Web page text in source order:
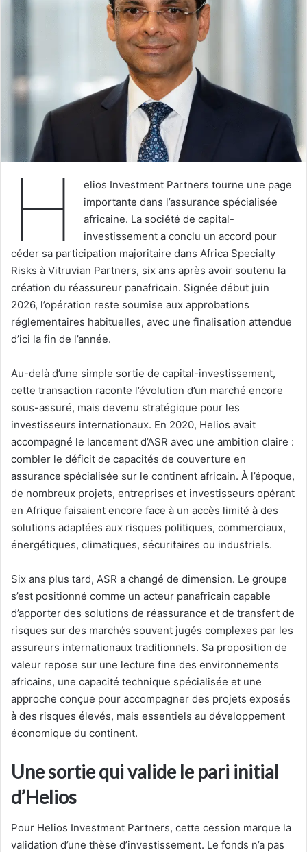
H
elios Investment Partners tourne une page
importante dans l’assurance spécialisée
africaine. La société de capital-
investissement a conclu un accord pour
céder sa participation majoritaire dans Africa Specialty
Risks à Vitruvian Partners, six ans après avoir soutenu la
création du réassureur panafricain. Signée début juin
2026, l’opération reste soumise aux approbations
réglementaires habituelles, avec une finalisation attendue
d’ici la fin de l’année.
Au-delà d’une simple sortie de capital-investissement,
cette transaction raconte l’évolution d’un marché encore
sous-assuré, mais devenu stratégique pour les
investisseurs internationaux. En 2020, Helios avait
accompagné le lancement d’ASR avec une ambition claire :
combler le déficit de capacités de couverture en
assurance spécialisée sur le continent africain. À l’époque,
de nombreux projets, entreprises et investisseurs opérant
en Afrique faisaient encore face à un accès limité à des
solutions adaptées aux risques politiques, commerciaux,
énergétiques, climatiques, sécuritaires ou industriels.
Six ans plus tard, ASR a changé de dimension. Le groupe
s’est positionné comme un acteur panafricain capable
d’apporter des solutions de réassurance et de transfert de
risques sur des marchés souvent jugés complexes par les
assureurs internationaux traditionnels. Sa proposition de
valeur repose sur une lecture fine des environnements
africains, une capacité technique spécialisée et une
approche conçue pour accompagner des projets exposés
à des risques élevés, mais essentiels au développement
économique du continent.
Une sortie qui valide le pari initial
d’Helios
Pour Helios Investment Partners, cette cession marque la
validation d’une thèse d’investissement. Le fonds n’a pas